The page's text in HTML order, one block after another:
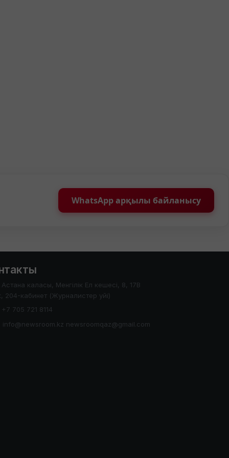
WhatsApp арқылы байланысу
Астана каласы, Менгілік Ел кешесі, 8, 17В
204-кабинет (Журналистер уйі)
+7 705 721 8114
info@newsroom.kz newsroomqaz@gmail.com